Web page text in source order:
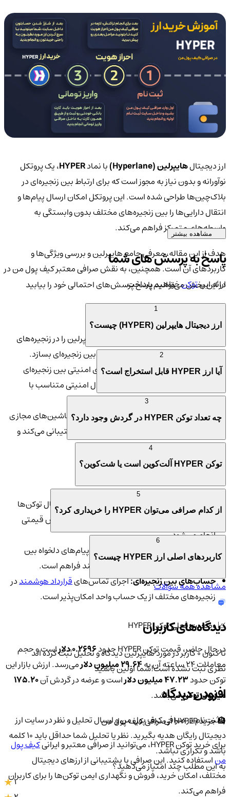
ارز دیجیتالهایپرلین (Hyperlane) با نمادHYPER، یک پروتکل
نوآورانه و بدون نیاز به مجوز است که برای ارتباط بین زنجیره‌ای در
بلاک‌چین‌ها طراحی شده است. این پروتکل امکان ارسال پیام‌ها و
انتقال دارایی‌ها را بین زنجیره‌های مختلف بدون وابستگی به
واسطه‌های متمرکز فراهم می‌کند.
هدف از این مقاله، معرفی جامع هایپرلین و بررسی ویژگی‌ها و
کاربردهای آن است. همچنین، به نقش صرافی معتبر کیف پول من در
ارائه اینتوکنخواهیم پرداخت.
🔗 ویژگی‌های کلیدی هایپرلین
هر کسی می‌تواند هایپرلین را در زنجیره‌های
مختلف پیاده‌سازی کرده و برنامه‌های بین زنجیره‌ای بسازد.
امنیت ماژولار:با استفاده از ماژول‌های امنیتی بین زنجیره‌ای
(ISM)، توسعه‌دهندگان می‌توانند مدل امنیتی متناسب با
نیازهای برنامه خود را پیکربندی کنند.
پشتیبانی از چند ماشین مجازی:هایپرلین از ماشین‌های مجازی
مختلف مانند EVM، SVM و CosmWasm پشتیبانی می‌کند و
ارتباط بین آن‌ها را ممکن می‌سازد.
انتقال توکن‌ها:
با استفاده از مسیرهای Warp، انتقال توکن‌ها
بین زنجیره‌های مختلف به‌صورت سریع و بدون لغزش قیمتی
انجام می‌شود.
پیام‌رسانی بین زنجیره‌ای:امکان ارسال پیام‌های دلخواه بین
زنجیره‌ها برای اجرای قراردادهای هوشمند فراهم است.
حساب‌های بین زنجیره‌ای:اجرای تماس‌هایقرارداد هوشمنددر
زنجیره‌های مختلف از یک حساب واحد امکان‌پذیر است.
📈 وضعیت فعلی توکن HYPER
در حال حاضر، قیمت توکن HYPER حدود
0.2696 دلار
است و حجم
معاملات 24 ساعته آن به
29.64 میلیون دلار
می‌رسد. ارزش بازار این
توکن حدود47.23 میلیون دلار است و عرضه در گردش آن175.20
میلیون توکنمی‌باشد.
🏦 خرید HYPER از صرافی کیف پول من
برای خرید توکن HYPER، می‌توانید از صرافی معتبر و ایرانی
کیف پول
مناستفاده کنید. این صرافی با پشتیبانی از ارزهای دیجیتال
مختلف، امکان خرید، فروش و نگهداری ایمن توکن‌ها را برای کاربران
فراهم می‌کند.
مشاهده بیشتر
پاسخ به پرسش های شما
در این بخش می‌توانید پاسخ پرسش‌های احتمالی خود را بیابید
ارز دیجیتال هایپرلین (HYPER) چیست؟
آیا ارز HYPER قابل استخراج است؟
چه تعداد توکن HYPER در گردش وجود دارد؟
توکن HYPER آلت‌کوین است یا شت‌کوین؟
از کدام صرافی می‌توان HYPER را خریداری کرد؟
کاربردهای اصلی ارز HYPER چیست؟
مشاهده همه سوالات
دیدگاه‌های کاربران
تا کنون 0 کاربر در مورد هایپرلیندیدگاه و تحلیل ثبت کرده اند
نظری ثبت نشده است!شما اولین باشید
افزودن دیدگاه
با ثبت‌نام در صرافی کیف پول من و ارسال تحلیل و نظر در سایت ارز
دیجیتال رایگان هدیه بگیرید. نظر یا تحلیل شما حداقل باید ۱۰ کلمه
باشد و تکراری نباشد.
به این مطلب چند امتیاز می‌دهید؟
1